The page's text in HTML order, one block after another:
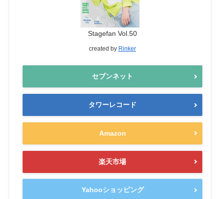
Stagefan Vol.50
created by Rinker
セブンネット
タワーレコード
Amazon
楽天市場
Yahooショッピング